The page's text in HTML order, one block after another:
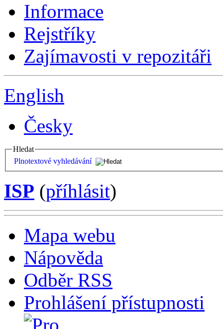
Informace
Rejstříky
Zajímavosti v repozitáři
English
Česky
Hledat
Plnotextové vyhledávání
ISP (příhlásit)
Mapa webu
Nápověda
Odběr RSS
Prohlášení přístupnosti